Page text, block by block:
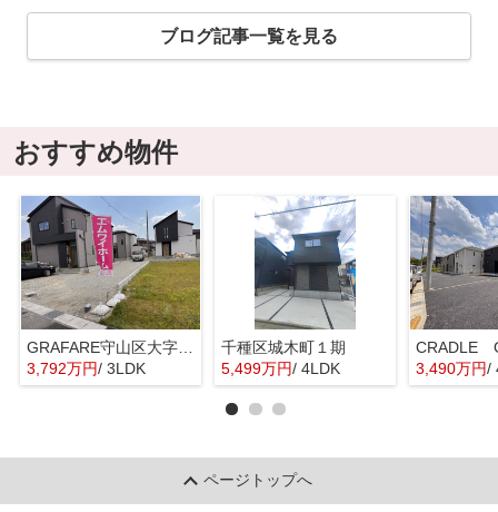
ブログ記事一覧を見る
おすすめ物件
GRAFARE守山区大字上志段味6期4棟【仲介手数料無料 上志段味東小 志段味中】
3,792万円/ 3LDK
千種区城木町１期
5,499万円/ 4LDK 3,490万円/
ページトップへ